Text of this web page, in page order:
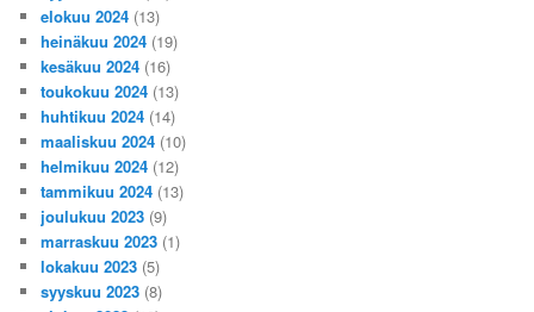
elokuu 2024 (13)
heinäkuu 2024 (19)
kesäkuu 2024 (16)
toukokuu 2024 (13)
huhtikuu 2024 (14)
maaliskuu 2024 (10)
helmikuu 2024 (12)
tammikuu 2024 (13)
joulukuu 2023 (9)
marraskuu 2023 (1)
lokakuu 2023 (5)
syyskuu 2023 (8)